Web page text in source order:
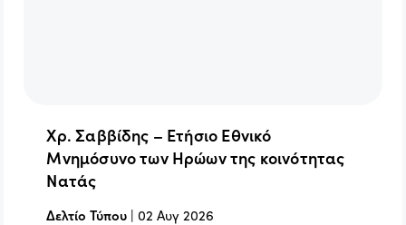
Χρ. Σαββίδης – Ετήσιο Εθνικό
Μνημόσυνο των Ηρώων της κοινότητας
Νατάς
Δελτίο Τύπου |02 Αυγ 2026